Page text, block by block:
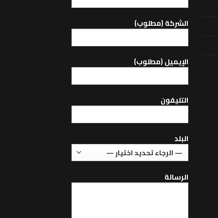
الشركة (مطلوب)
اﻹيميل (مطلوب)
التليفون
البلد
الرسالة